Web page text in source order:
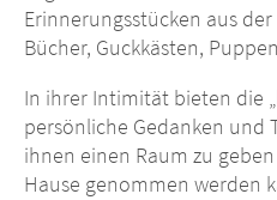
Erinnerungsstücken aus
Bücher, Guckkästen,
In ihrer Intimität bieten die
persönliche Gedanken und
ihnen einen Raum zu
Hause genommen werden